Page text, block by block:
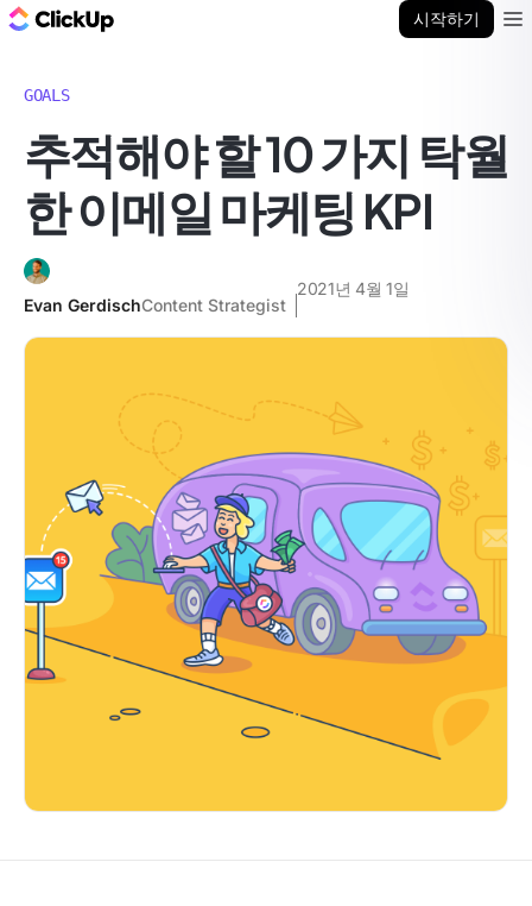
시작하기
GOALS
추적해야 할 10 가지 탁월
한 이메일 마케팅 KPI
Evan GerdischContent Strategist
2021년 4월 1일